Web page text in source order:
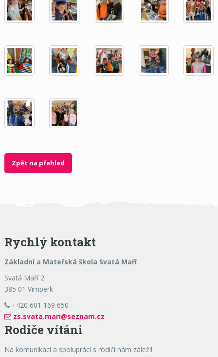
Zpět na přehled
Rychlý kontakt
Základní a Mateřská škola Svatá Maří
Svatá Maří 2
385 01 Vimperk
+420 601 169 650
zs.svata.mari@seznam.cz
Rodiče vítáni
Na komunikaci a spolupráci s rodiči nám záleží!